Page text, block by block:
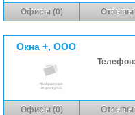
Офисы (0) Отзывы
Окна +, ООО
Офисы (0) Отзывы